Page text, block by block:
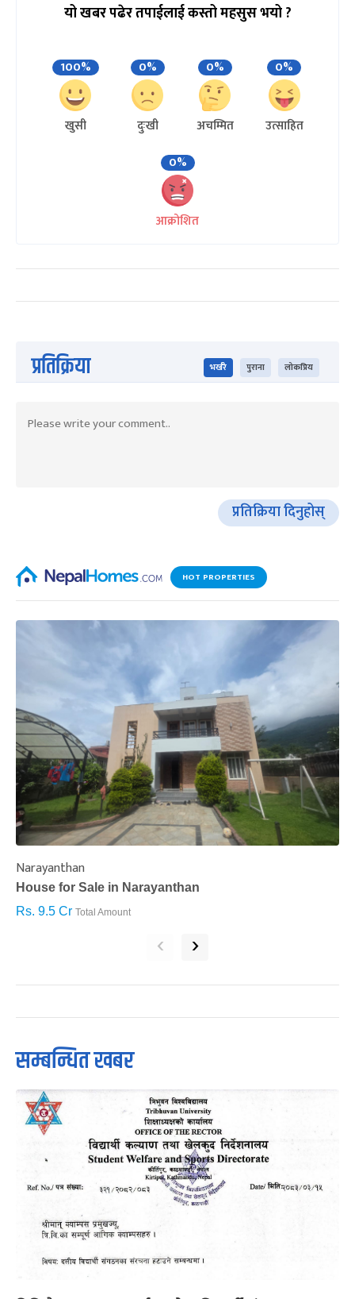
यो खबर पढेर तपाईलाई कस्तो महसुस भयो ?
100%
खुसी
0%
दुःखी
0%
अचम्मित
0%
उत्साहित
0%
आक्रोशित
प्रतिक्रिया भर्खरै पुराना लोकप्रिय
प्रतिक्रिया दिनुहोस्
HOT PROPERTIES
Narayanthan
House for Sale in Narayanthan
Rs. 9.5 Cr Total Amount
‹ ›
सम्बन्धित खबर